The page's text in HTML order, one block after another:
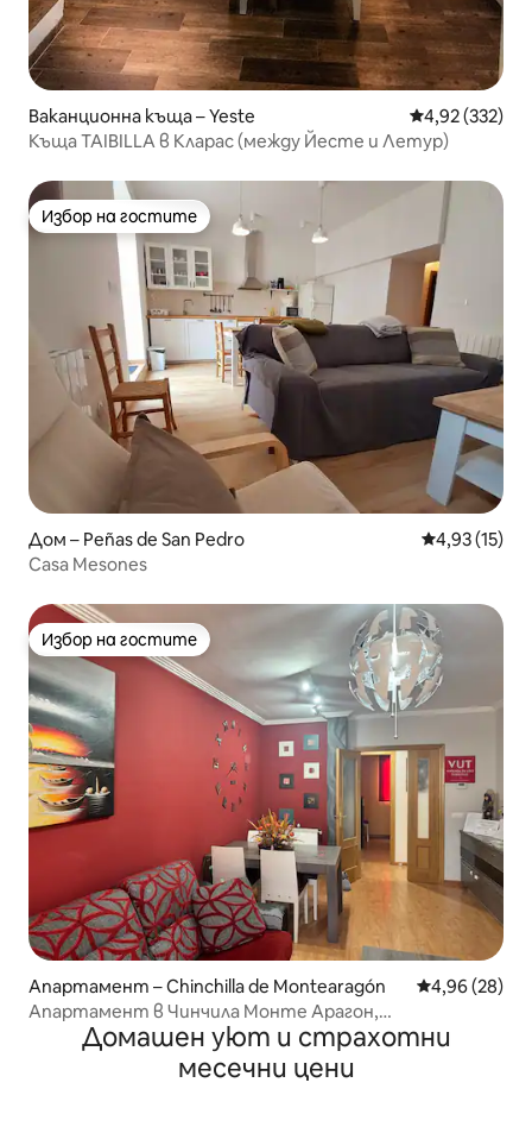
Ваканционна къща – Yeste Средна
4,92 (332)
Къща TAIBILLA в Кларас (между Йесте и Летур)
Избор на гостите
Избор на гостите
Дом – Peñas de San Pedro Средна
4,93 (15)
Casa Mesones
Избор на гостите
Избор на гостите
Апартамент – Chinchilla de Montearagón Средна
4,96 (28)
Апартамент в Чинчила Монте Арагон,
средновековно село
Домашен уют и страхотни
месечни цени